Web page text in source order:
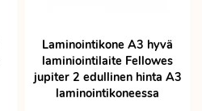
Laminointikone A3 hyvä
laminiointilaite Fellowes
jupiter 2 edullinen hinta A3
laminointikoneessa